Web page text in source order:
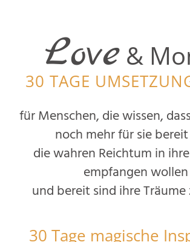
Love &
30 TAGE
für Menschen, die wissen,
noch mehr für sie
die wahren Reichtum in
empfangen wollen
und bereit sind ihre Träume
30 Tage magische